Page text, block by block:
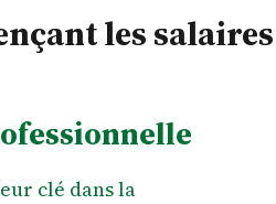
les salaires
clé dans la